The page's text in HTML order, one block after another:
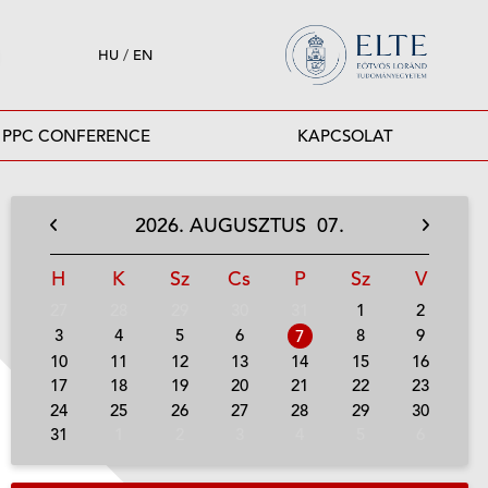
HU / EN
PPC CONFERENCE KAPCSOLAT
2026. AUGUSZTUS 07.
H K Sz Cs P Sz V
1
2
3
4 5 6 7 8
9
10
11 12 13 14 15
16
17
18 19 20 21 22
23
24
25 26 27 28 29
30
31